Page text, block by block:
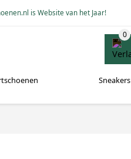
is Website van het Jaar!
Sneakers